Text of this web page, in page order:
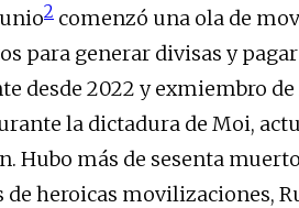
2 comenzó una ola de
para generar divisas y
desde 2022 y exmiembro
la dictadura de Moi,
Hubo más de sesenta
de heroicas movilizaciones,